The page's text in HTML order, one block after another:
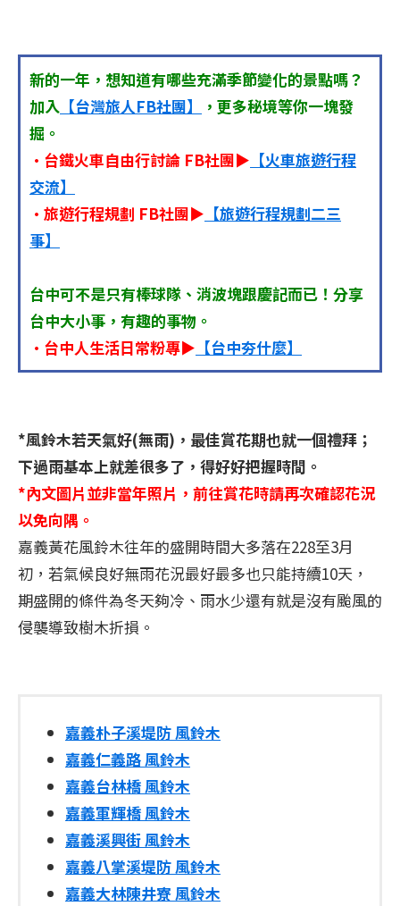
新的一年，想知道有哪些充滿季節變化的景點嗎？
加入 【台灣旅人FB社團】
，更多秘境等你一塊發
掘。
•台鐵火車自由行討論 FB社團▶ 【火車旅遊行程
交流】
•旅遊行程規劃 FB社團▶ 【旅遊行程規劃二三
事】
台中可不是只有棒球隊、消波塊跟慶記而已！分享
台中大小事，有趣的事物。
•台中人生活日常粉專▶ 【台中夯什麼】
*風鈴木若天氣好(無雨)，最佳賞花期也就一個禮拜；
下過雨基本上就差很多了，得好好把握時間。
*內文圖片並非當年照片，前往賞花時請再次確認花況
以免向隅。
嘉義黃花風鈴木往年的盛開時間大多落在228至3月
初，若氣候良好無雨花況最好最多也只能持續10天，
期盛開的條件為冬天夠冷、雨水少還有就是沒有颱風的
侵襲導致樹木折損。
嘉義朴子溪堤防 風鈴木
嘉義仁義路 風鈴木
嘉義台林橋 風鈴木
嘉義軍輝橋 風鈴木
嘉義溪興街 風鈴木
嘉義八掌溪堤防 風鈴木
嘉義大林陳井寮 風鈴木